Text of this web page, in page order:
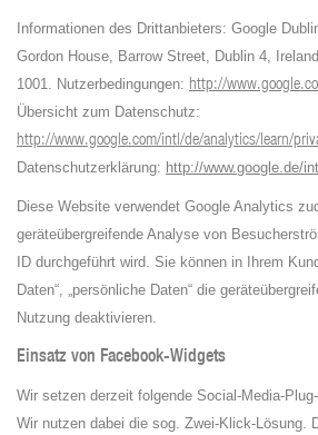
Informationen des Drittanbieters: Google
Gordon House, Barrow Street, Dublin 4,
1001. Nutzerbedingungen: http://
Übersicht zum Datenschutz:
http://www.google.com/intl/de/analytics/learn/
Datenschutzerklärung: http://www.google.de/
Diese Website verwendet Google Analytics
geräteübergreifende Analyse von
ID durchgeführt wird. Sie können in Ihrem
Daten“, „persönliche Daten“ die
Nutzung deaktivieren.
Einsatz von Facebook-Widgets
Wir setzen derzeit folgende Social-Media-
Wir nutzen dabei die sog. Zwei-Klick-Lösung.